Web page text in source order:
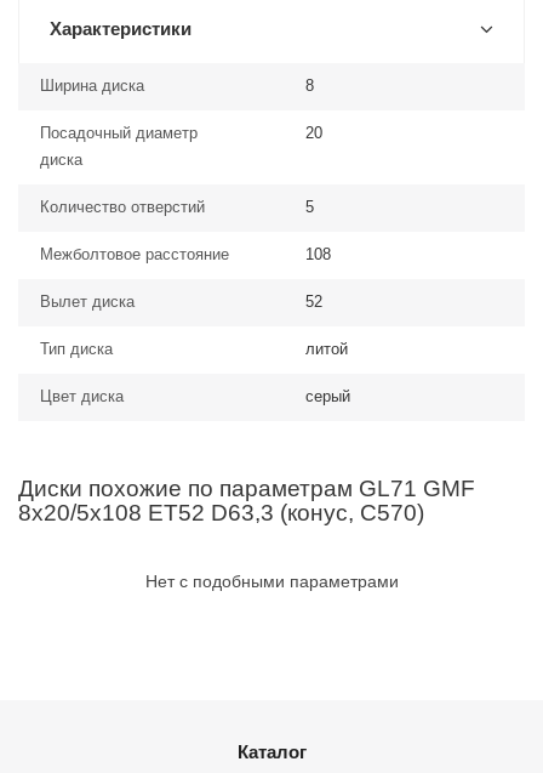
Характеристики
Ширина диска 8
Посадочный диаметр
диска
20
Количество отверстий 5
Межболтовое расстояние 108
Вылет диска 52
Тип диска литой
Цвет диска серый
Диски похожие по параметрам GL71 GMF
8x20/5x108 ET52 D63,3 (конус, C570)
Нет с подобными параметрами
Каталог